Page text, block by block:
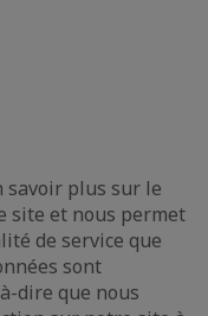
savoir plus sur le
site et nous permet
de service que
sont
dire que nous